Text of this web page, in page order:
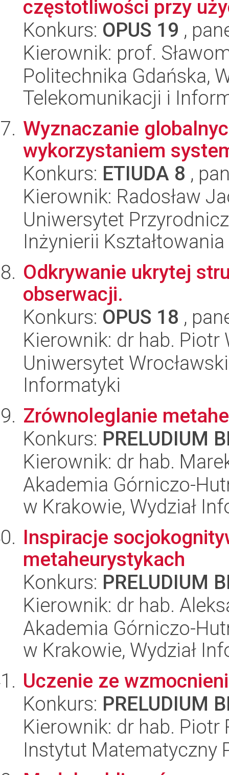
częstotliwości przy
Konkurs: OPUS 19 ,
Kierownik: prof.
Politechnika Gdańska,
Telekomunikacji i
Wyznaczanie
wykorzystaniem
Konkurs: ETIUDA 8 ,
Kierownik: Radosław
Uniwersytet
Inżynierii
Odkrywanie ukrytej
obserwacji.
Konkurs: OPUS 18 ,
Kierownik: dr hab. Piotr
Uniwersytet
Informatyki
Zrównoleglanie
Konkurs: PRELUDIUM
Kierownik: dr hab.
Akademia Górniczo-
w Krakowie, Wydział
Inspiracje
metaheurystykach
Konkurs: PRELUDIUM
Kierownik: dr hab.
Akademia Górniczo-
w Krakowie, Wydział
Uczenie ze
Konkurs: PRELUDIUM
Kierownik: dr hab. Piotr
Instytut Matematyczny